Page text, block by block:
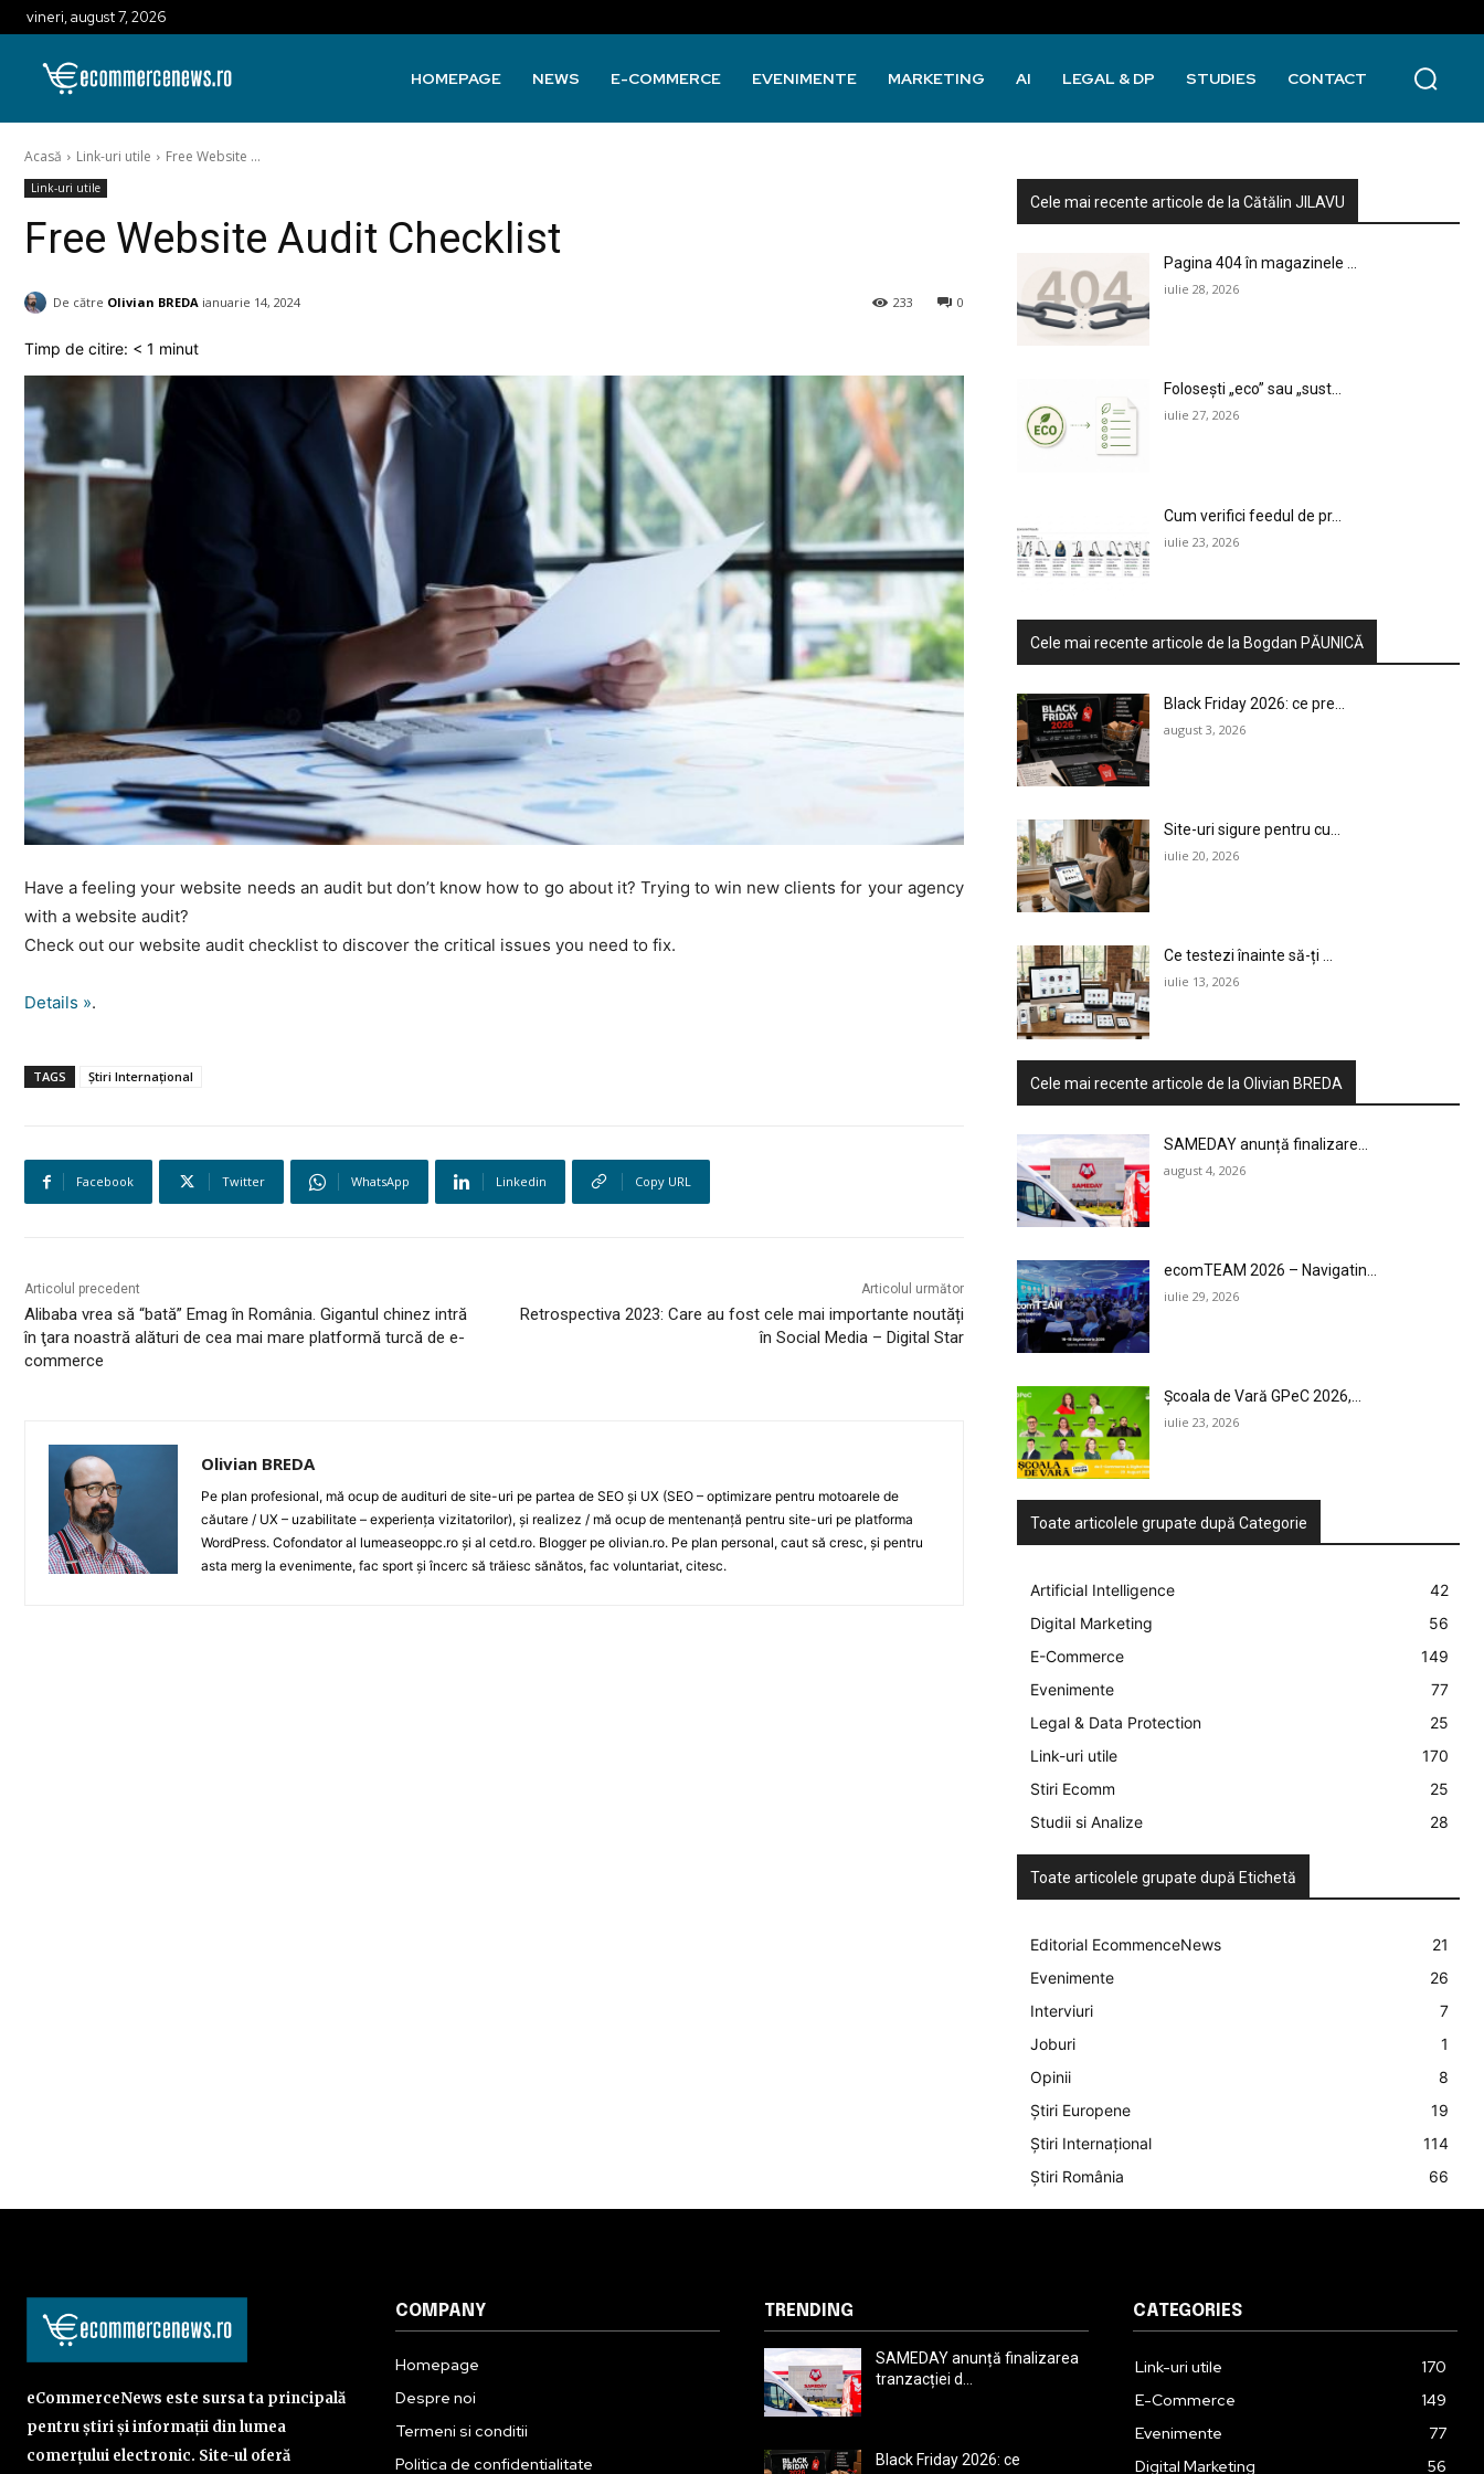
vineri, august 7, 2026
HOMEPAGE NEWS E-COMMERCE EVENIMENTE MARKETING AI LEGAL & DP STUDIES CONTACT
Acasă Link-uri utile Free Website ...
Link-uri utile
Free Website Audit Checklist
De către Olivian BREDA ianuarie 14, 2024 0
233
Timp de citire: < 1 minut
Have a feeling your website needs an audit but don’t know how to go about it? Trying to win new clients for your agency
with a website audit?
Check out our website audit checklist to discover the critical issues you need to fix.
Details ».
TAGS Știri Internațional
Facebook Twitter WhatsApp Linkedin Copy URL
Articolul precedent
Alibaba vrea să “bată” Emag în România. Gigantul chinez intră
în ţara noastră alături de cea mai mare platformă turcă de e-
commerce
Articolul următor
Retrospectiva 2023: Care au fost cele mai importante noutăți
în Social Media – Digital Star
Olivian BREDA
Pe plan profesional, mă ocup de audituri de site-uri pe partea de SEO și UX (SEO – optimizare pentru motoarele de
căutare / UX – uzabilitate – experiența vizitatorilor), și realizez / mă ocup de mentenanță pentru site-uri pe platforma
WordPress. Cofondator al lumeaseoppc.ro și al cetd.ro. Blogger pe olivian.ro. Pe plan personal, caut să cresc, și pentru
asta merg la evenimente, fac sport și încerc să trăiesc sănătos, fac voluntariat, citesc.
Cele mai recente articole de la Cătălin JILAVU
Pagina 404 în magazinele ...
iulie 28, 2026
Folosești „eco” sau „sust...
iulie 27, 2026
Cum verifici feedul de pr...
iulie 23, 2026
Cele mai recente articole de la Bogdan PĂUNICĂ
Black Friday 2026: ce pre...
august 3, 2026
Site-uri sigure pentru cu...
iulie 20, 2026
Ce testezi înainte să-ți ...
iulie 13, 2026
Cele mai recente articole de la Olivian BREDA
SAMEDAY anunță finalizare...
august 4, 2026
ecomTEAM 2026 – Navigatin...
iulie 29, 2026
Școala de Vară GPeC 2026,...
iulie 23, 2026
Toate articolele grupate după Categorie
Artificial Intelligence
42
Digital Marketing
56
E-Commerce
149
Evenimente
77
Legal & Data Protection
25
Link-uri utile
170
Stiri Ecomm
25
Studii si Analize
28
Toate articolele grupate după Etichetă
Editorial EcommenceNews
21
Evenimente
26
Interviuri
7
Joburi
1
Opinii
8
Știri Europene
19
Știri Internațional
114
Știri România
66
eCommerceNews este sursa ta principală
pentru știri și informații din lumea
comerțului electronic. Site-ul oferă
COMPANY
Homepage
Despre noi
Termeni si conditii
Politica de confidentialitate
TRENDING
SAMEDAY anunță finalizarea
tranzacției d...
Black Friday 2026: ce
CATEGORIES
Link-uri utile
170
E-Commerce
149
Evenimente
77
Digital Marketing
56